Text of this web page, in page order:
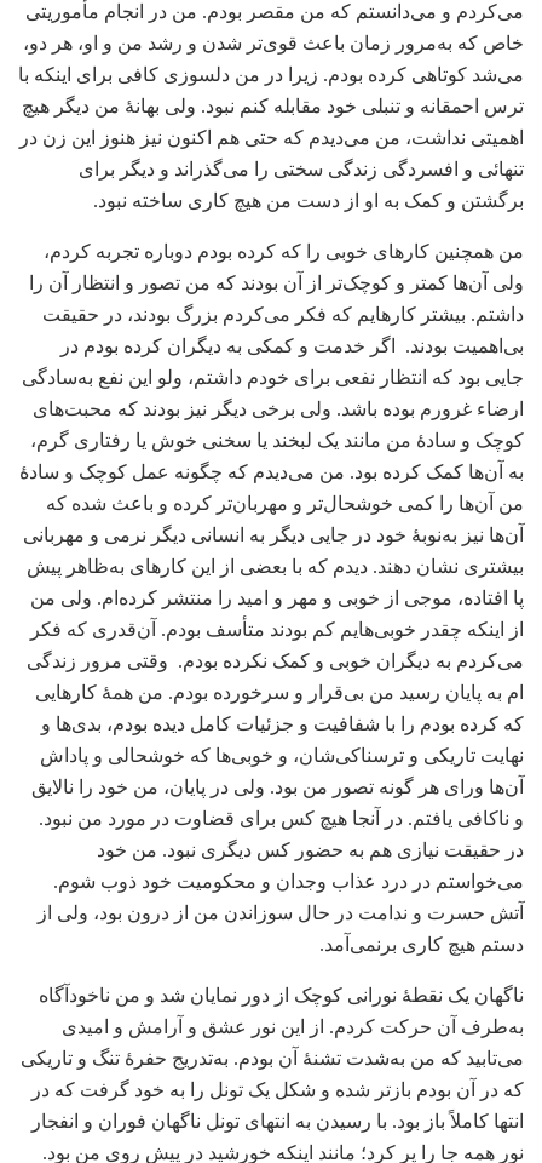
می‌کردم و می‌دانستم که من مقصر بودم. من در انجام مأموریتی
خاص که به‌مرور زمان باعث قوی‌تر شدن و رشد من و او، هر دو،
می‌شد کوتاهی کرده بودم. زیرا در من دلسوزی کافی برای اینکه با
ترس احمقانه و تنبلی خود مقابله کنم نبود. ولی بهانۀ من دیگر هیچ
اهمیتی نداشت، من می‌دیدم که حتی هم اکنون نیز هنوز این زن در
تنهائی و افسردگی زندگی سختی را می‌گذراند و دیگر برای
برگشتن و کمک به او از دست من هیچ کاری ساخته نبود.
من همچنین کارهای خوبی را که کرده بودم دوباره تجربه کردم،
ولی آن‌ها کمتر و کوچک‌تر از آن بودند که من تصور و انتظار آن را
داشتم. بیشتر کارهایم که فکر می‌کردم بزرگ بودند، در حقیقت
بی‌اهمیت بودند. اگر خدمت و کمکی به دیگران کرده بودم در
جایی بود که انتظار نفعی برای خودم داشتم، ولو این نفع به‌سادگی
ارضاء غرورم بوده باشد. ولی برخی دیگر نیز بودند که محبت‌های
کوچک و سادۀ من مانند یک لبخند یا سخنی خوش یا رفتاری گرم،
به آن‌ها کمک کرده بود. من می‌دیدم که چگونه عمل کوچک و سادۀ
من آن‌ها را کمی خوشحال‌تر و مهربان‌تر کرده و باعث شده که
آن‌ها نیز به‌نوبۀ خود در جایی دیگر به انسانی دیگر نرمی و مهربانی
بیشتری نشان دهند. دیدم که با بعضی از این کارهای به‌ظاهر پیش
پا افتاده، موجی از خوبی و مهر و امید را منتشر کرده‌ام. ولی من
از اینکه چقدر خوبی‌هایم کم بودند متأسف بودم. آن‌قدری که فکر
می‌کردم به دیگران خوبی و کمک نکرده بودم. وقتی مرور زندگی
ام به پایان رسید من بی‌قرار و سرخورده بودم. من همۀ کارهایی
که کرده بودم را با شفافیت و جزئیات کامل دیده بودم، بدی‌ها و
نهایت تاریکی و ترسناکی‌شان، و خوبی‌ها که خوشحالی و پاداش
آن‌ها ورای هر گونه تصور من بود. ولی در پایان، من خود را نالایق
و ناکافی یافتم. در آنجا هیچ کس برای قضاوت در مورد من نبود.
در حقیقت نیازی هم به حضور کس دیگری نبود. من خود
می‌خواستم در درد عذاب وجدان و محکومیت خود ذوب شوم.
آتش حسرت و ندامت در حال سوزاندن من از درون بود، ولی از
دستم هیچ کاری برنمی‌آمد.
ناگهان یک نقطۀ نورانی کوچک از دور نمایان شد و من ناخودآگاه
به‌طرف آن حرکت کردم. از این نور عشق و آرامش و امیدی
می‌تابید که من به‌شدت تشنۀ آن بودم. به‌تدریج حفرۀ تنگ و تاریکی
که در آن بودم بازتر شده و شکل یک تونل را به خود گرفت که در
انتها کاملاً باز بود. با رسیدن به انتهای تونل ناگهان فوران و انفجار
نور همه جا را پر کرد؛ مانند اینکه خورشید در پیش روی من بود.